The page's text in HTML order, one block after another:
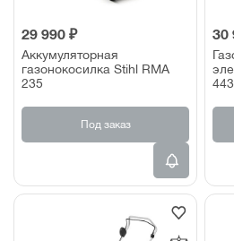
29 990 ₽
Аккумуляторная
газонокосилка Stihl RMA
235
Под заказ
30